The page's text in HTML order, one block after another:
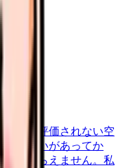
しても評価されない空
掛け違いがあってか
いてもらえません。私